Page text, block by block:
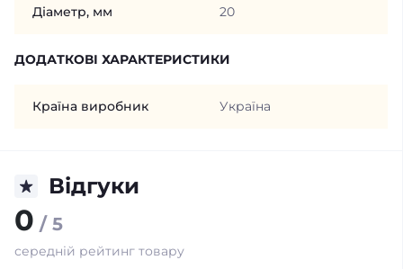
Діаметр, мм 20
ДОДАТКОВІ ХАРАКТЕРИСТИКИ
Країна виробник Україна
Відгуки
0 / 5
середній рейтинг товару